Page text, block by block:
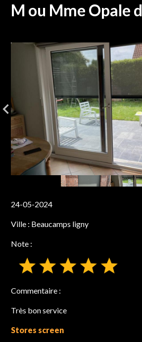
M ou Mme Opale d
24-05-2024
Ville : Beaucamps ligny
Note :
Commentaire :
Très bon service
Stores screen